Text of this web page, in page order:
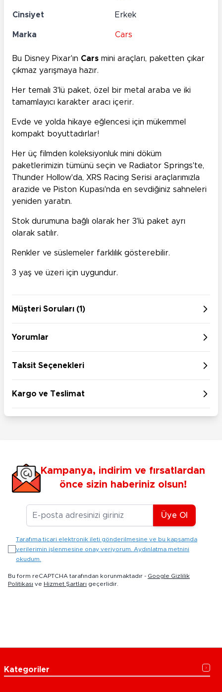
Cinsiyet Erkek
Marka Cars
Bu Disney Pixar'ın Cars mini araçları, paketten çıkar
çıkmaz yarışmaya hazır.
Her temalı 3'lü paket, özel bir metal araba ve iki
tamamlayıcı karakter aracı içerir.
Evde ve yolda hikaye eğlencesi için mükemmel
kompakt boyuttadırlar!
Her üç filmden koleksiyonluk mini döküm
paketlerimizin tümünü seçin ve Radiator Springs'te,
Thunder Hollow'da, XRS Racing Serisi araçlarımızla
arazide ve Piston Kupası'nda en sevdiğiniz sahneleri
yeniden yaratın.
Stok durumuna bağlı olarak her 3'lü paket ayrı
olarak satılır.
Renkler ve süslemeler farklılık gösterebilir.
3 yaş ve üzeri için uygundur.
Müşteri Soruları (1)
Yorumlar
Taksit Seçenekleri
Kargo ve Teslimat
Kampanya, indirim ve fırsatlardan
önce sizin haberiniz olsun!
E-posta Adresiniz
Üye Ol
Tarafıma ticari elektronik ileti gönderilmesine ve bu kapsamda
verilerimin işlenmesine onay veriyorum. Aydınlatma metnini
okudum.
Bu form reCAPTCHA tarafından korunmaktadır - Google Gizlilik
Politikası ve Hizmet Şartları geçerlidir.
Kategoriler